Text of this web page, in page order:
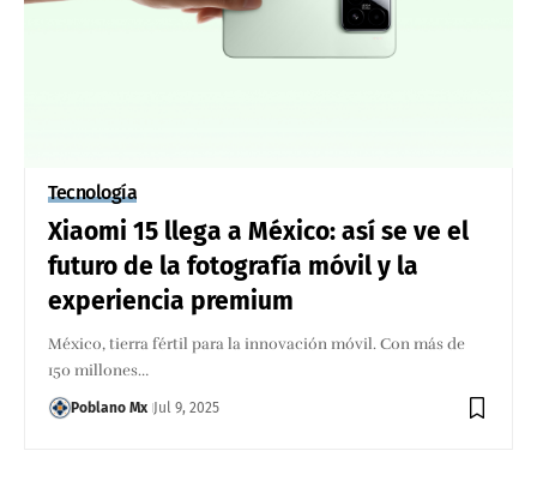
Tecnología
Xiaomi 15 llega a México: así se ve el
futuro de la fotografía móvil y la
experiencia premium
México, tierra fértil para la innovación móvil. Con más de
150 millones…
Poblano Mx Jul 9, 2025